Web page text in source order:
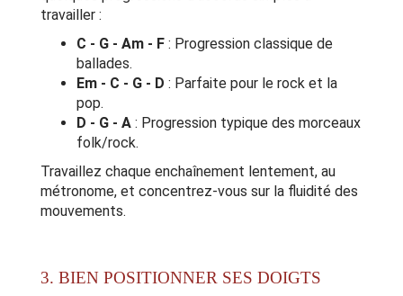
travailler :
C - G - Am - F : Progression classique de
ballades.
Em - C - G - D : Parfaite pour le rock et la
pop.
D - G - A : Progression typique des morceaux
folk/rock.
Travaillez chaque enchaînement lentement, au
métronome, et concentrez-vous sur la fluidité des
mouvements.
3. BIEN POSITIONNER SES DOIGTS